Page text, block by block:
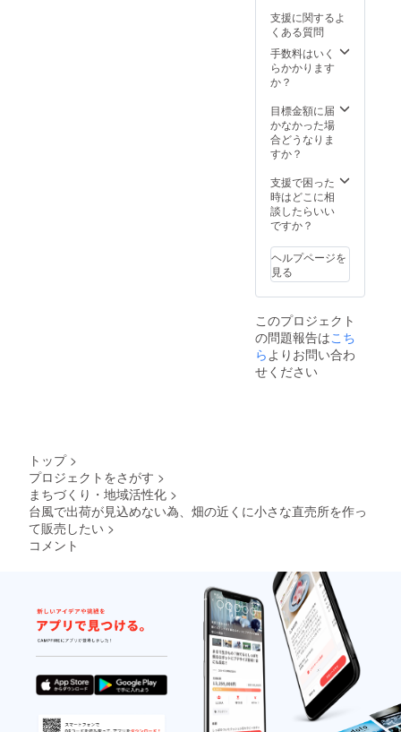
支援に関するよ
くある質問
手数料はいく
らかかります
か？
目標金額に届
かなかった場
合どうなりま
すか？
支援で困った
時はどこに相
談したらいい
ですか？
ヘルプページを
見る
このプロジェクト
の問題報告はこち
ら よりお問い合わ
せください
トップ >
プロジェクトをさがす >
まちづくり・地域活性化 >
台風で出荷が見込めない為、畑の近くに小さな直売所を作っ
て販売したい >
コメント